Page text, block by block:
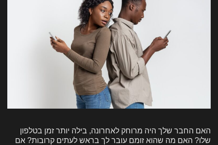
האם החבר שלך היה מרוחק לאחרונה, בילה יותר זמן בטלפון
שלו? האם מה שהוא זומם עובר לך בראש לעתים קרובות? אם